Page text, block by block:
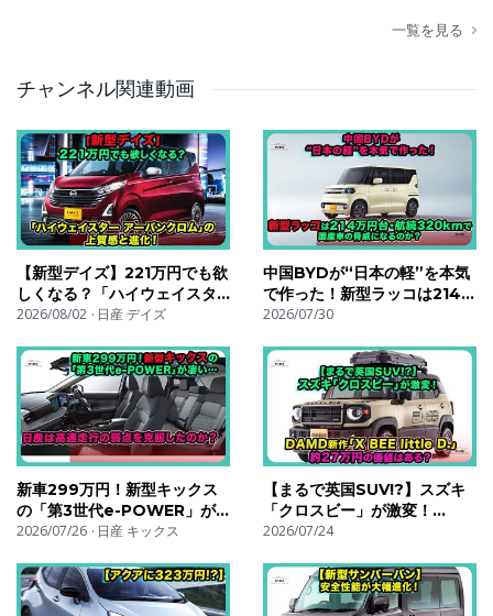
一覧を見る
チャンネル関連動画
【新型デイズ】221万円でも欲
しくなる？「ハイウェイスタ
ー アーバンクロム」の上質感
#nissandayz
2026/08/02 日産 デイズ
中国BYDが“日本の軽”を本気
で作った！新型ラッコは214万
円台・航続320kmで国産車の
ッコ #bydracco
2026/07/30
新車299万円！新型キックス
の「第3世代e-POWER」が
凄い…日産は高速走行の弱点を
クス #nissankicks
2026/07/26 日産 キックス
【まるで英国SUV!?】スズキ
「クロスビー」が激変！
DAMD新作「X BEE little
る？| #スズキ #クロスビー
#suzukiXBEE
2026/07/24